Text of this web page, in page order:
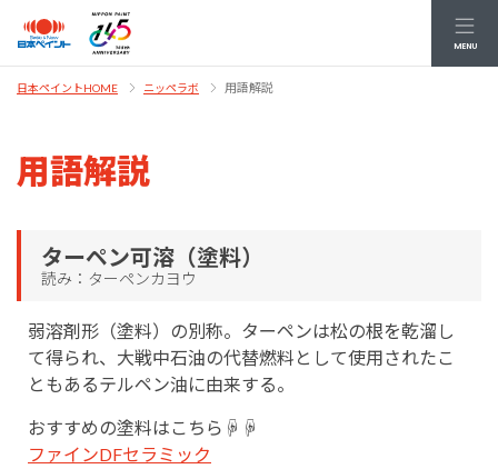
MENU
日本ペイントHOME ニッペラボ 用語解説
用語解説
ターペン可溶（塗料）
読み：ターペンカヨウ
弱溶剤形（塗料）の別称。ターペンは松の根を乾溜し
て得られ、大戦中石油の代替燃料として使用されたこ
ともあるテルペン油に由来する。
おすすめの塗料はこちら☟☟
ファインDFセラミック